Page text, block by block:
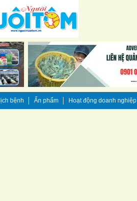
bệnh Ấn phẩm Hoạt động doanh nghiệp